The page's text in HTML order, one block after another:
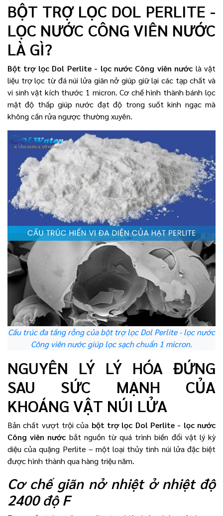
BỘT TRỢ LỌC DOL PERLITE -
LỌC NƯỚC CÔNG VIÊN NƯỚC
LÀ GÌ?
Bột trợ lọc Dol Perlite - lọc nước Công viên nước là vật
liệu trợ lọc từ đá núi lửa giãn nở giúp giữ lại các tạp chất và
vi sinh vật kích thước 1 micron. Cơ chế hình thành bánh lọc
mật độ thấp giúp nước đạt độ trong suốt kinh ngạc mà
không cần rửa ngược thường xuyên.
Cấu trúc đa tầng rỗng của bột trợ lọc Dol Perlite - lọc nước
Công viên nước giúp lọc sạch chuẩn 1 micron.
NGUYÊN LÝ LÝ HÓA ĐỨNG
SAU SỨC MẠNH CỦA
KHOÁNG VẬT NÚI LỬA
Bản chất vượt trội của bột trợ lọc Dol Perlite - lọc nước
Công viên nước bắt nguồn từ quá trình biến đổi vật lý kỳ
diệu của quặng Perlite – một loại thủy tinh núi lửa đặc biệt
được hình thành qua hàng triệu năm.
Cơ chế giãn nở nhiệt ở nhiệt độ
2400 độ F